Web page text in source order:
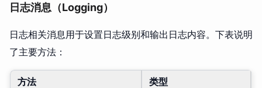
日志消息（Logging）
日志相关消息用于设置日志级别和输出日志内容。下表说明
了主要方法：
方法 类型